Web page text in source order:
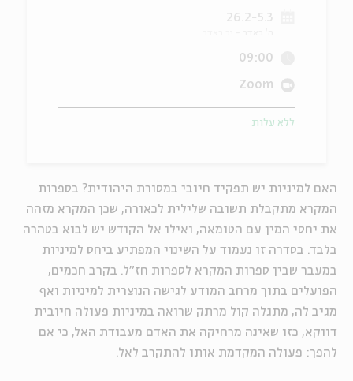
האם למיניות יש תפקיד חיובי במסורת היהודית? בספרות
המקרא מתקבלת תשובה שלילית לכאורה, שכן המקרא מזהה
את יחסי המין עם הטומאה, ואילו אל הקודש יש לבוא בטהרה
בלבד. בסדרה זו נעמוד על השינוי המפתיע ביחס למיניות
במעבר שבין ספרות המקרא לספרות חז"ל. בקרב חכמים,
הפועלים בתוך מרחב המודע לגישה הנוצרית למיניות ואף
מגיב לה, מתגלה קול מרתק שרואה במיניות פעולה חיובית
דווקא, כזו שאינה מרחיקה את האדם מעבודת האל, כי אם
להפך: פעולה המקדמת אותו להתקרב לאל.
26.2-5.3
09:00
Zoom
ללא עלות